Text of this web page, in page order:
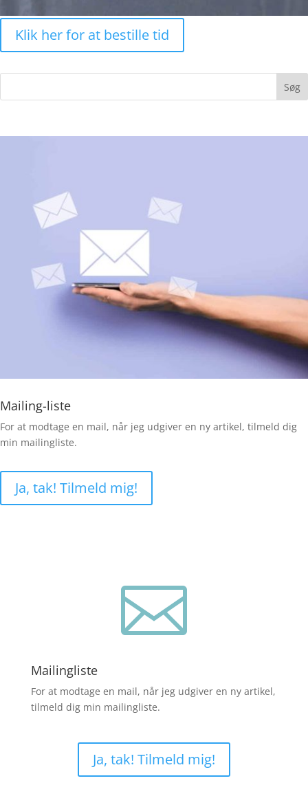
Klik her for at bestille tid
Søg
Mailing-liste
For at modtage en mail, når jeg udgiver en ny artikel, tilmeld dig
min mailingliste.
Ja, tak! Tilmeld mig!

Mailingliste
For at modtage en mail, når jeg udgiver en ny artikel,
tilmeld dig min mailingliste.
Ja, tak! Tilmeld mig!